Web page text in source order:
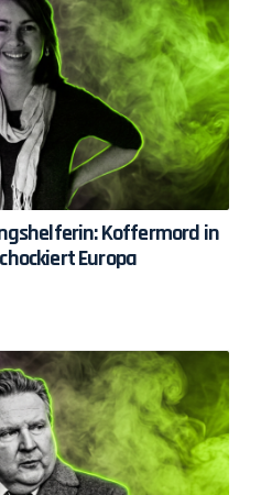
Koffermord in
Europa